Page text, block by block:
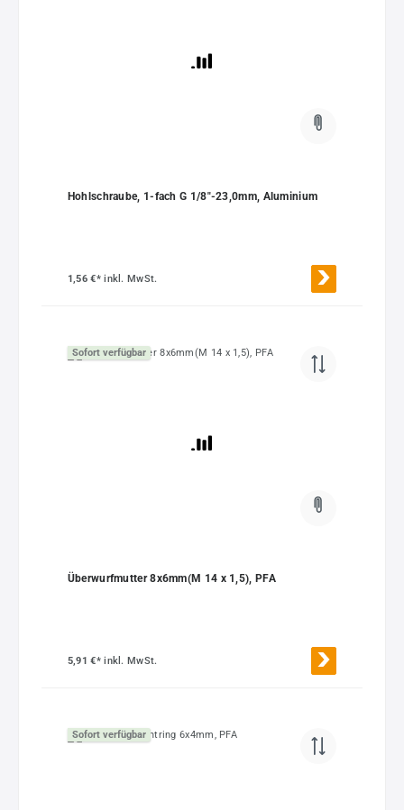
Hohlschraube, 1-fach G 1/8"-23,0mm, Aluminium
1,56 €*inkl. MwSt.
Sofort verfügbar
Überwurfmutter 8x6mm(M 14 x 1,5), PFA
5,91 €*inkl. MwSt.
Sofort verfügbar